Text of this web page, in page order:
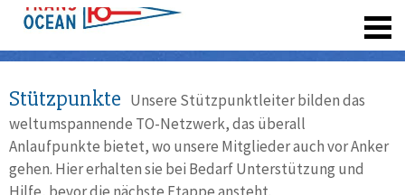
Stützpunkte Unsere Stützpunktleiter bilden das
weltumspannende TO-Netzwerk, das überall
Anlaufpunkte bietet, wo unsere Mitglieder auch vor Anker
gehen. Hier erhalten sie bei Bedarf Unterstützung und